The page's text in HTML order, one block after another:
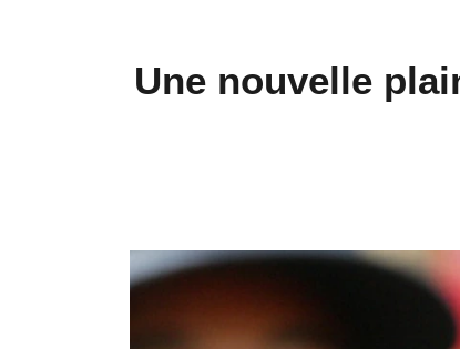
Une nouvelle